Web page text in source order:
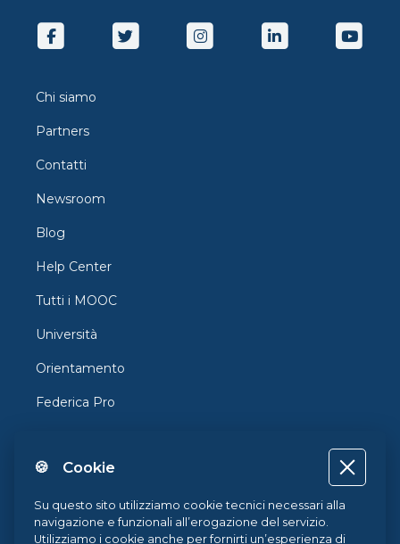
Chi siamo
Partners
Contatti
Newsroom
Blog
Help Center
Tutti i MOOC
Università
Orientamento
Federica Pro
Federica Coursera
Accessibilità
Privacy
🍪 Cookie
Su questo sito utilizziamo cookie tecnici necessari alla
navigazione e funzionali all’erogazione del servizio.
Utilizziamo i cookie anche per fornirti un’esperienza di